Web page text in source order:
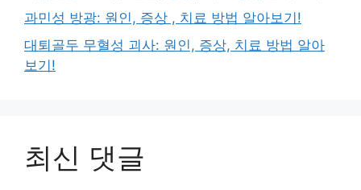
과민성 방광: 원인, 증상 , 치료 방법 알아보기!
대퇴골두 무혈성 괴사: 원인, 증상, 치료 방법 알아
보기!
최신 댓글